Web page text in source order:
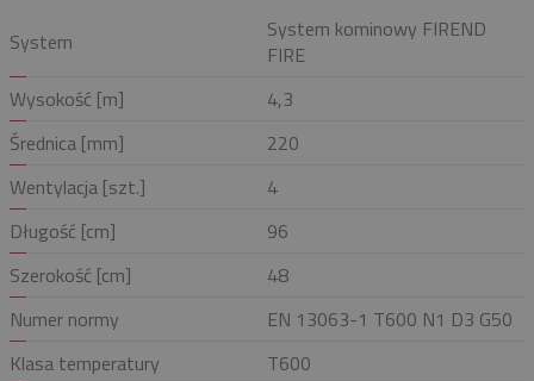
System
System kominowy FIREND
FIRE
Wysokość [m]
4,3
Średnica [mm]
220
Wentylacja [szt.]
4
Długość [cm]
96
Szerokość [cm]
48
Numer normy
EN 13063-1 T600 N1 D3 G50
Klasa temperatury
T600